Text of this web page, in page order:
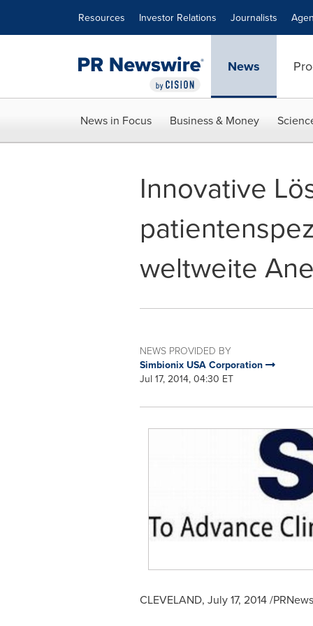
Resources Investor Relations Journalists
News
News in Focus Business & Money
Innovative
weltweite
NEWS PROVIDED BY
Simbionix USA Corporation
Jul 17, 2014, 04:30 ET
CLEVELAND, July 17, 2014/